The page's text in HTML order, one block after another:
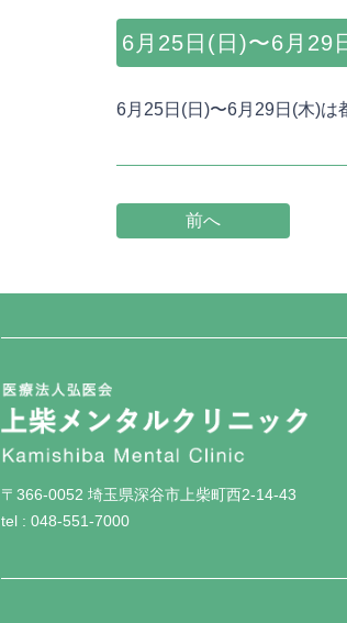
6月25日(日)〜6月29
6月25日(日)〜6月29日(木)は
ゲ
ョ
ン
前へ
〒366-0052 埼玉県深谷市上柴町西2-14-43
tel : 048-551-7000